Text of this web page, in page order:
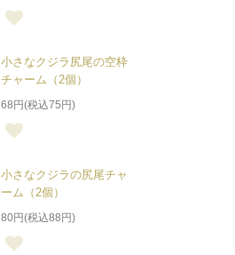
小さなクジラ尻尾の空枠
チャーム（2個）
68円(税込75円)
小さなクジラの尻尾チャ
ーム（2個）
80円(税込88円)